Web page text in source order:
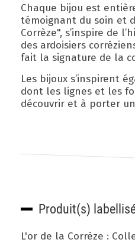
Chaque bijou est
témoignant du soin et
Corrèze", s’inspire de
des ardoisiers
fait la signature de la
Les bijoux s’inspirent
dont les lignes et les
découvrir et à porter un
Produit(s)
L'or de la Corrèze :